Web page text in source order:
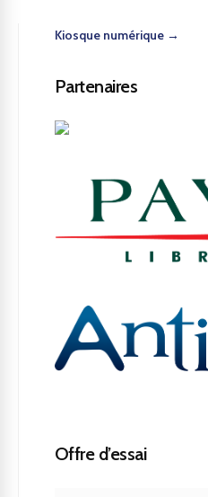
Kiosque numérique →
Partenaires
Offre d’essai